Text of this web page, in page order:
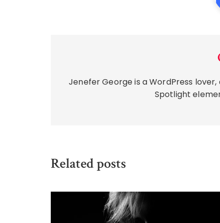
Jenefer George is a WordPress
Spotlight
Related posts